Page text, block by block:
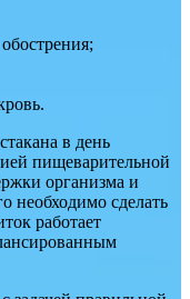
в день
пищеварительной
организма и
необходимо сделать
работает